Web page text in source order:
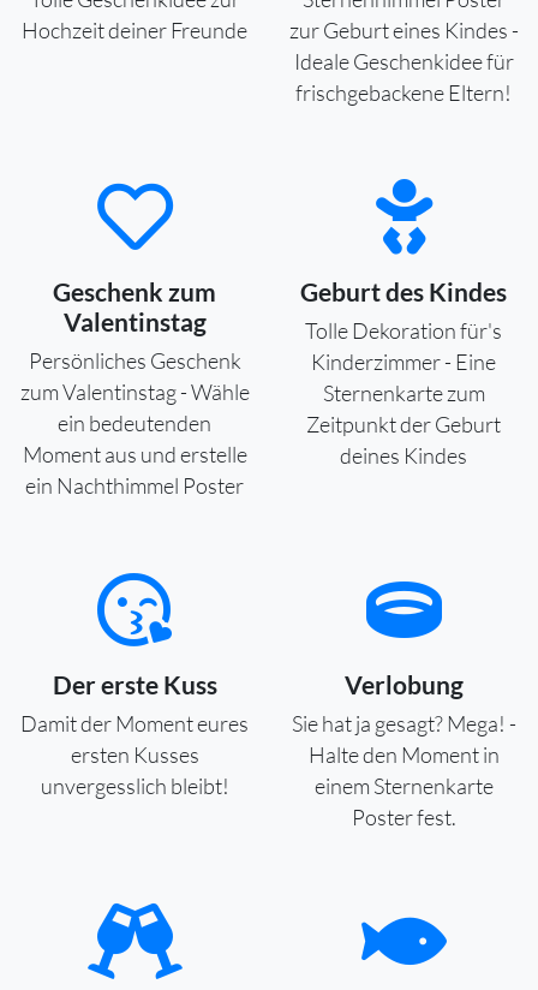
Hochzeit deiner Freunde
zur Geburt eines Kindes -
Ideale Geschenkidee für
frischgebackene Eltern!
Geschenk zum
Valentinstag
Persönliches Geschenk
zum Valentinstag - Wähle
ein bedeutenden
Moment aus und erstelle
ein Nachthimmel Poster
Geburt des Kindes
Tolle Dekoration für's
Kinderzimmer - Eine
Sternenkarte zum
Zeitpunkt der Geburt
deines Kindes
Der erste Kuss
Damit der Moment eures
ersten Kusses
unvergesslich bleibt!
Verlobung
Sie hat ja gesagt? Mega! -
Halte den Moment in
einem Sternenkarte
Poster fest.